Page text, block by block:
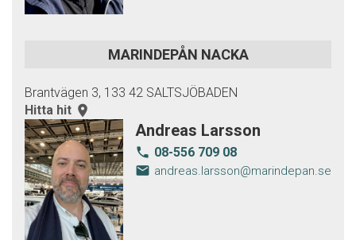
MARINDEPÅN NACKA
Brantvägen 3, 133 42 SALTSJÖBADEN
Hitta hit room
Andreas Larsson
local_phone 08-556 709 08
email andreas.larsson@marindepan.se